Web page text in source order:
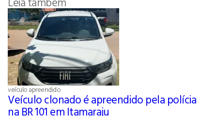
veículo apreendido
Veículo clonado é apreendido pela polícia
na BR 101 em Itamaraju